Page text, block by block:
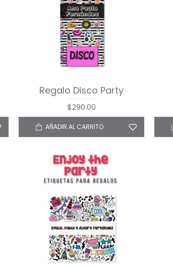
Regalo Disco Party
$290.00
AÑADIR AL CARRITO